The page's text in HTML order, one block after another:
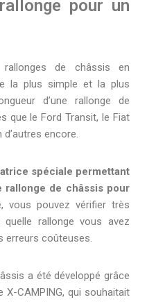
pour un
rallonges de châssis en
la plus simple et la plus
d’une rallonge de
que le Ford Transit, le Fiat
encore.
spéciale permettant
rallonge de châssis pour
vous pouvez vérifier très
rallonge vous avez
erreurs coûteuses.
a été développé grâce
X-CAMPING, qui souhaitait